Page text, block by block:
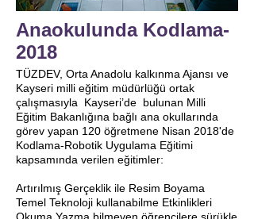
Anaokulunda Kodlama-
2018
TÜZDEV, Orta Anadolu kalkınma Ajansı ve
Kayseri milli eğitim müdürlüğü ortak
çalışmasıyla Kayseri’de bulunan Milli
Eğitim Bakanlığına bağlı ana okullarında
görev yapan 120 öğretmene Nisan 2018'de
Kodlama-Robotik Uygulama Eğitimi
kapsamında verilen eğitimler:
Artırılmış Gerçeklik ile Resim Boyama
Temel Teknoloji kullanabilme Etkinlikleri